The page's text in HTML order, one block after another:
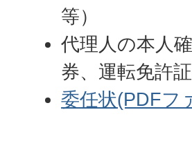
等）
代理人の本人
券、運転免許
委任状(PDFフ